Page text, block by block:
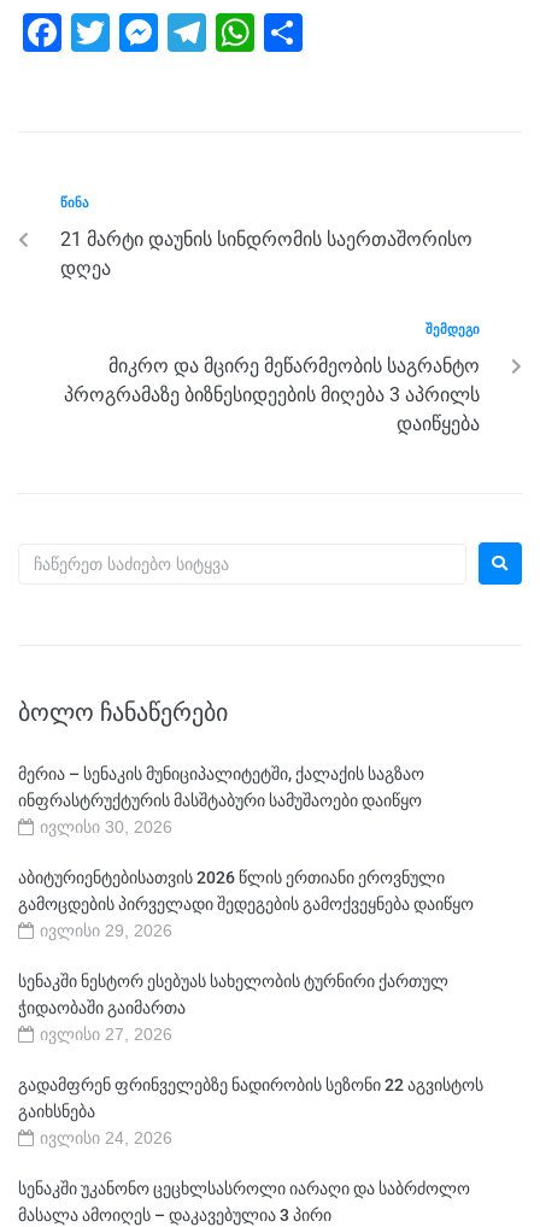
F
b
o
o
T
M
g
er
T
m
W
p
p
ᲬᲘᲜᲐ
21 მარტი დაუნის სინდრომის საერთაშორისო
დღეა
ᲨᲔᲛᲓᲔᲒᲘ
მიკრო და მცირე მეწარმეობის საგრანტო
პროგრამაზე ბიზნესიდეების მიღება 3 აპრილს
დაიწყება
ᲑᲝᲚᲝ ᲩᲐᲜᲐᲬᲔᲠᲔᲑᲘ
მერია – სენაკის მუნიციპალიტეტში, ქალაქის საგზაო
ინფრასტრუქტურის მასშტაბური სამუშაოები დაიწყო
ივლისი 30, 2026
აბიტურიენტებისათვის 2026 წლის ერთიანი ეროვნული
გამოცდების პირველადი შედეგების გამოქვეყნება დაიწყო
ივლისი 29, 2026
სენაკში ნესტორ ესებუას სახელობის ტურნირი ქართულ
ჭიდაობაში გაიმართა
ივლისი 27, 2026
გადამფრენ ფრინველებზე ნადირობის სეზონი 22 აგვისტოს
გაიხსნება
ივლისი 24, 2026
სენაკში უკანონო ცეცხლსასროლი იარაღი და საბრძოლო
მასალა ამოიღეს – დაკავებულია 3 პირი